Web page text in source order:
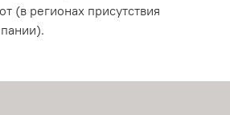
(в регионах присутствия